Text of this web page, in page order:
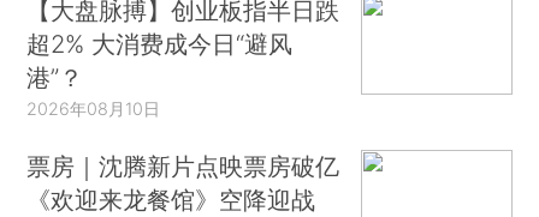
【大盘脉搏】创业板指半日跌
超2% 大消费成今日“避风
港”？
2026年08月10日
票房｜沈腾新片点映票房破亿
《欢迎来龙餐馆》空降迎战